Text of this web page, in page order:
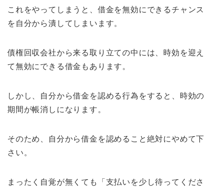
これをやってしまうと、借金を無効にできるチャンス
を自分から潰してしまいます。
債権回収会社から来る取り立ての中には、時効を迎え
て無効にできる借金もあります。
しかし、自分から借金を認める行為をすると、時効の
期間が帳消しになります。
そのため、自分から借金を認めること絶対にやめて下
さい。
まったく自覚が無くても「支払いを少し待ってくださ